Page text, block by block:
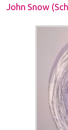
John Snow